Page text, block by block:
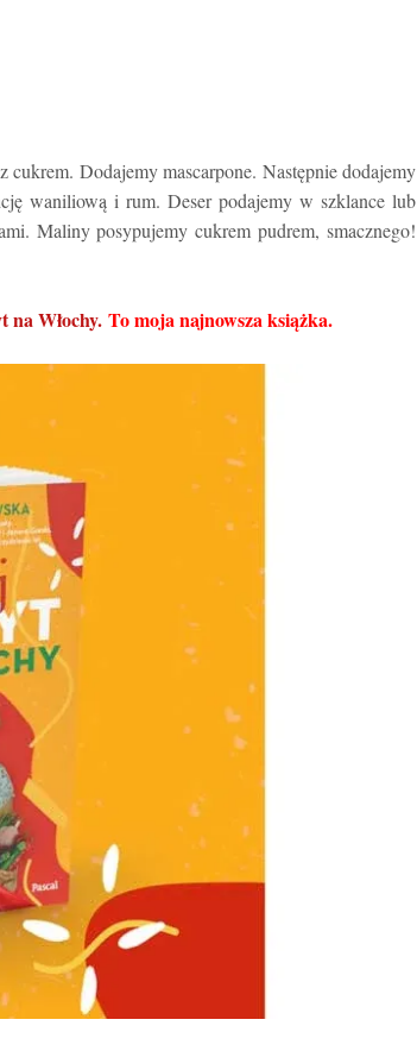
Dodajemy mascarpone. Następnie dodajemy
waniliową i rum. Deser podajemy w szklance lub
Maliny posypujemy cukrem pudrem, smacznego!
na Włochy. To moja najnowsza książka.